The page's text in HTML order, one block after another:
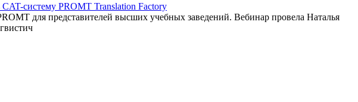
систему PROMT Translation Factory
для представителей высших учебных заведений. Вебинар провела Наталья